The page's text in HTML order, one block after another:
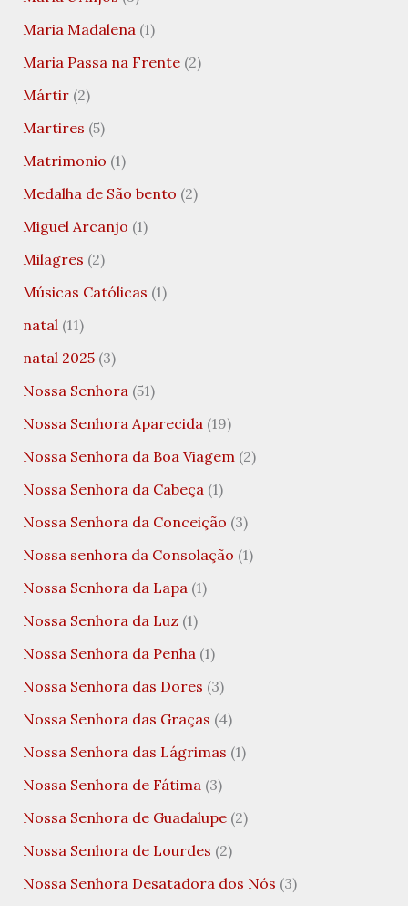
Maria Madalena(1)
Maria Passa na Frente(2)
Mártir(2)
Martires (5)
Matrimonio (1)
Medalha de São bento (2)
Miguel Arcanjo (1)
Milagres (2)
Músicas Católicas (1)
natal(11)
natal 2025(3)
Nossa Senhora(51)
Nossa Senhora Aparecida(19)
Nossa Senhora da Boa Viagem(2)
Nossa Senhora da Cabeça(1)
Nossa Senhora da Conceição (3)
Nossa senhora da Consolação (1)
Nossa Senhora da Lapa(1)
Nossa Senhora da Luz (1)
Nossa Senhora da Penha(1)
Nossa Senhora das Dores (3)
Nossa Senhora das Graças (4)
Nossa Senhora das Lágrimas (1)
Nossa Senhora de Fátima(3)
Nossa Senhora de Guadalupe(2)
Nossa Senhora de Lourdes (2)
Nossa Senhora Desatadora dos Nós (3)